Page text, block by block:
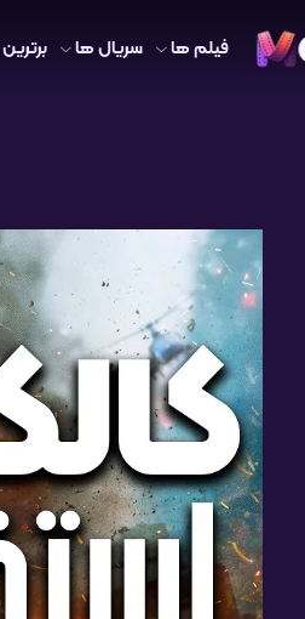
فیلم ها سریال ها